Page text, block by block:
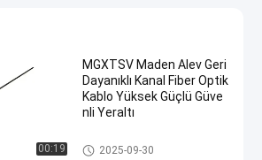
00:19
MGXTSV Maden Alev Geri
Dayanıklı Kanal Fiber Optik
Kablo Yüksek Güçlü Güve
nli Yeraltı
Kanal Fiber Optik Kablo
2025-09-30